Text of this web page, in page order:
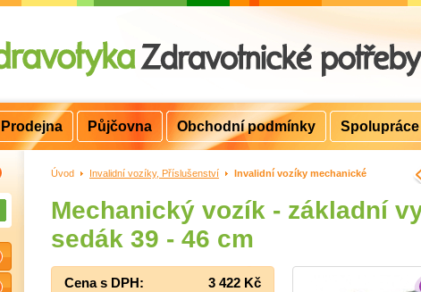
Úvod > Invalidní vozíky, Příslušenství > Invalidní vozíky mechanické
Mechanický vozík - základní
sedák 39 - 46 cm
Cena s DPH: 3 422 Kč
Prodejna Půjčovna Obchodní podmínky Spolupráce